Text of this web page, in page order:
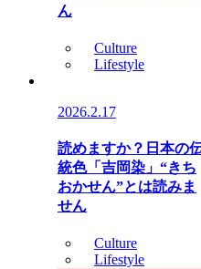
ん
Culture
Lifestyle
2026.2.17
読めますか？日本の
統色「吉岡染」“きち
おかせん”とは読みま
せん
Culture
Lifestyle